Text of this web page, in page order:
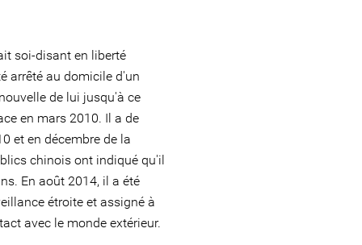
soi-disant en liberté
arrêté au domicile d'un
de lui jusqu'à ce
en mars 2010. Il a de
et en décembre de la
chinois ont indiqué qu'il
En août 2014, il a été
étroite et assigné à
avec le monde extérieur.